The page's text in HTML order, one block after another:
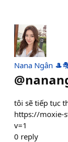
Nana Ngân
@
tôi sẽ tiếp tục
https://moxie-
v=1
0 reply